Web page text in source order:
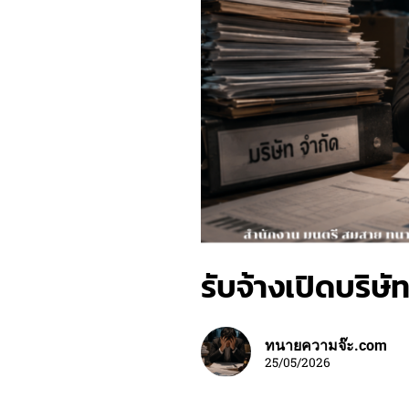
รับจ้างเปิดบริษัท
ทนายความจ๊ะ.com
25/05/2026